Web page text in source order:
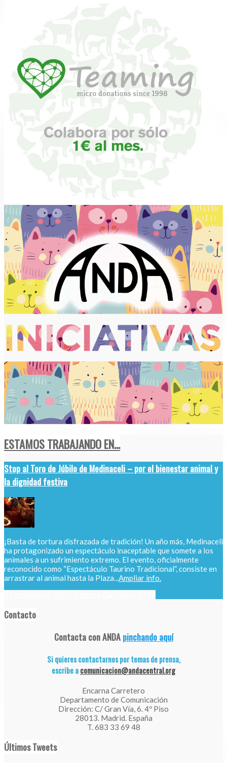
ESTAMOS TRABAJANDO EN...
Stop al Toro de Júbilo de Medinaceli – por el bienestar animal y
la dignidad festiva
¡Basta de tortura disfrazada de tradición! Un año más, Medinaceli
ha protagonizado un espectáculo inaceptable que somete a los
animales a un sufrimiento extremo. El evento, oficialmente
reconocido como “Espectáculo Taurino Tradicional”, consiste en
arrastrar al animal hasta la Plaza...Ampliar info.
Contacto
Contacta con ANDApinchando aquí
Si quieres contactarnos por temas de prensa,
escribe acomunicacion@andacentral.org
Encarna Carretero
Departamento de Comunicación
Dirección: C/ Gran Vía, 6. 4º Piso
28013. Madrid. España
T. 683 33 69 48
Últimos Tweets